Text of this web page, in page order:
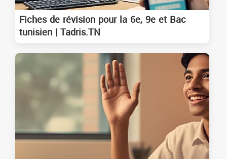
Fiches de révision pour la 6e, 9e et Bac
tunisien | Tadris.TN